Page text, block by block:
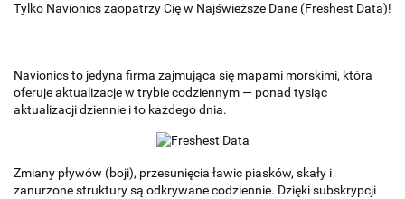
Tylko Navionics zaopatrzy Cię w Najświeższe Dane (Freshest Data)!
Navionics to jedyna firma zajmująca się mapami morskimi, która
oferuje aktualizacje w trybie codziennym — ponad tysiąc
aktualizacji dziennie i to każdego dnia.
Zmiany pływów (boji), przesunięcia ławic piasków, skały i
zanurzone struktury są odkrywane codziennie. Dzięki subskrypcji